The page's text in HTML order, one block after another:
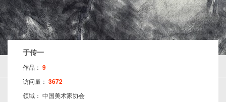
于传一
作品： 9
访问量： 3672
领域： 中国美术家协会